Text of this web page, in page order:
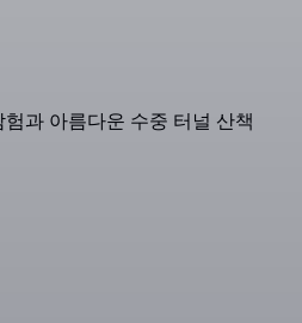
과 아름다운 수중 터널 산책